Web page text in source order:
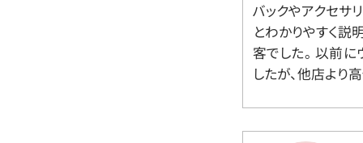
バックやアクセサ
とわかりやすく説
客でした。 以前
したが、他店より